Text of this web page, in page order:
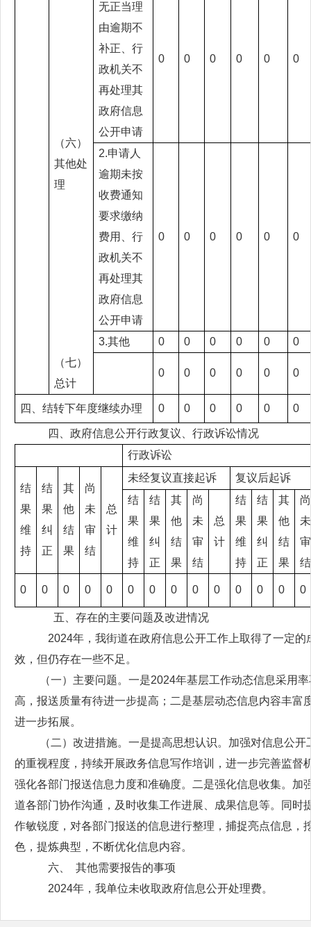
（六）
其他处
理
无正当理
由逾期不
补正、行
政机关不
再处理其
政府信息
公开申请
0 0 0 0 0 0
2.申请人
逾期未按
收费通知
要求缴纳
费用、行
政机关不
再处理其
政府信息
公开申请
0 0 0 0 0 0
3.其他 0 0 0 0 0
0
（七）
总计
0 0 0 0 0 0
四、结转下年度继续办理 0 0 0 0 0 0
四、政府信息公开行政复议、行政诉讼情况
行政诉讼
结
果
维
持
结
果
纠
正
其
他
结
果
尚
未
审
结
总
计
未经复议直接起诉
复议后起诉
结
果
维
持
结
果
纠
正
其
他
结
果
尚
未
审
结
总
计
结
果
维
持
结
果
纠
正
其
他
结
果
尚
未
审
结
0 0 0 0 0 0 0 0 0 0 0 0 0 0
五、存在的主要问题及改进情况
2024年，我街道在政府信息公开工作上取得了一定的
效，但仍存在一些不足。
（一）主要问题。一是2024年基层工作动态信息采用率
高，报送质量有待进一步提高；二是基层动态信息内容丰富
进一步拓展。
（二）改进措施。一是提高思想认识。加强对信息公开
的重视程度，持续开展政务信息写作培训，进一步完善监督
强化各部门报送信息力度和准确度。二是强化信息收集。加
道各部门协作沟通，及时收集工作进展、成果信息等。同时
作敏锐度，对各部门报送的信息进行整理，捕捉亮点信息，
色，提炼典型，不断优化信息内容。
六、 其他需要报告的事项
2024年，我单位未收取政府信息公开处理费。